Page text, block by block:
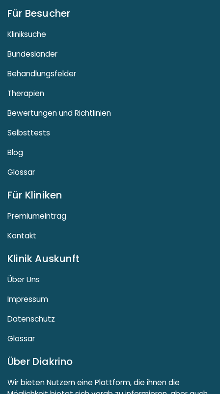
Für Besucher
Kliniksuche
Bundesländer
Behandlungsfelder
Therapien
Bewertungen und Richtlinien
Selbsttests
Blog
Glossar
Für Kliniken
Premiumeintrag
Kontakt
Klinik Auskunft
Über Uns
Impressum
Datenschutz
Glossar
Über Diakrino
Wir bieten Nutzern eine Plattform, die ihnen die